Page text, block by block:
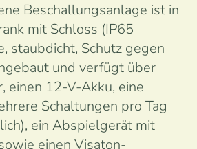
Beschallungsanlage ist in
mit Schloss (IP65
staubdicht, Schutz gegen
und verfügt über
einen 12-V-Akku, eine
Schaltungen pro Tag
ein Abspielgerät mit
einen Visaton-